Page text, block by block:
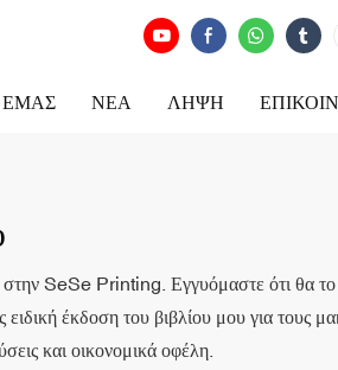
ΕΜΆΣ ΝΈΑ ΛΉΨΗ
στην SeSe Printing. Εγγυόμαστε ότι θα
έκδοση του βιβλίου μου για τους
και οικονομικά οφέλη.